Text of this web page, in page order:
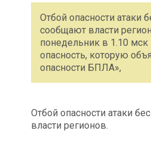
Отбой опасности атаки
сообщают власти
понедельник в 1.10 мск
опасность, которую
опасности БПЛА»,
Отбой опасности атаки
власти регионов.